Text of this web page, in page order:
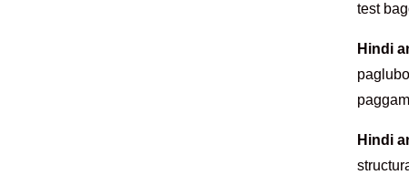
test
Hindi
Hindi